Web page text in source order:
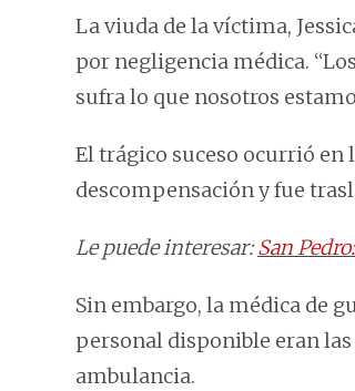
La viuda de la víctima,
por negligencia médica.
sufra lo que nosotros
El trágico suceso ocurrió en
descompensación y fue
Le puede interesar:San
Sin embargo, la médica de
personal disponible eran
ambulancia.